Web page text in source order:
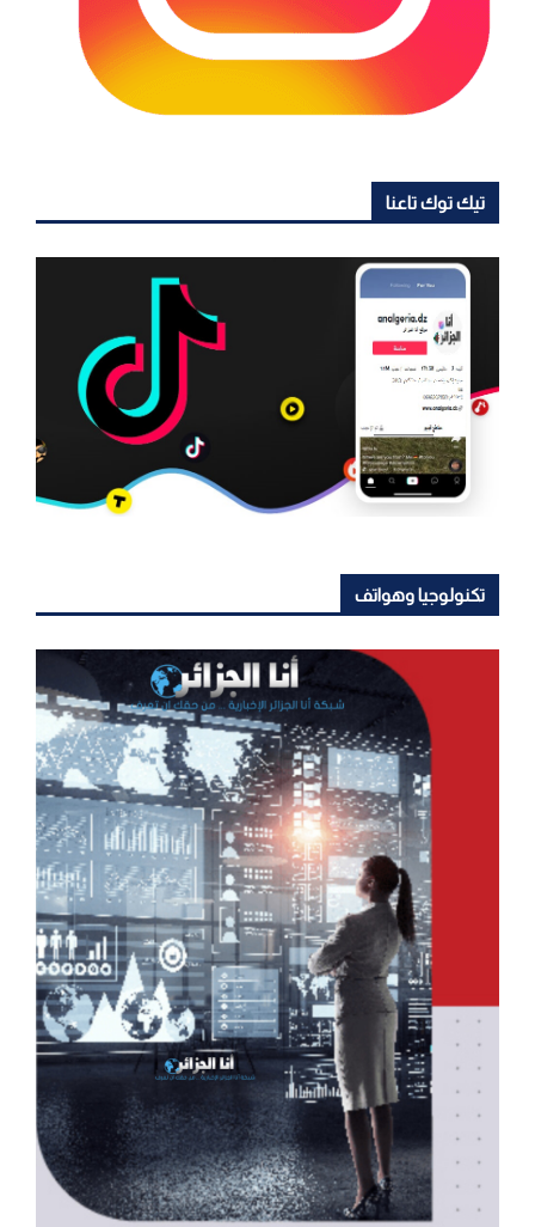
تيك توك تاعنا
تكنولوجيا وهواتف